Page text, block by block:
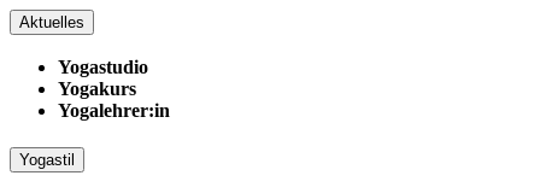
Aktuelles
Yogastudio
Yogakurs
Yogalehrer:in
Yogastil